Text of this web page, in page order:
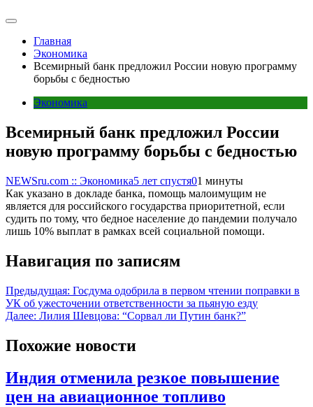
Главная
Экономика
Всемирный банк предложил России новую программу
борьбы с бедностью
Экономика
Всемирный банк предложил России
новую программу борьбы с бедностью
NEWSru.com :: Экономика5 лет спустя01 минуты
Как указано в докладе банка, помощь малоимущим не
является для российского государства приоритетной, если
судить по тому, что бедное население до пандемии получало
лишь 10% выплат в рамках всей социальной помощи.
Навигация по записям
Предыдущая: Госдума одобрила в первом чтении поправки в
УК об ужесточении ответственности за пьяную езду
Далее: Лилия Шевцова: “Сорвал ли Путин банк?”
Похожие новости
Индия отменила резкое повышение
цен на авиационное топливо